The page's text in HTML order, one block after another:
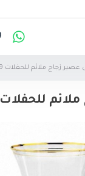
زجاج ملائم للحفلات 7849
للحفلات 7849